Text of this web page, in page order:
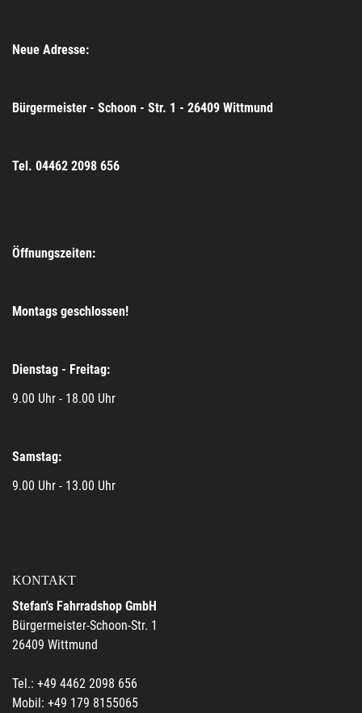
Neue Adresse:
Bürgermeister - Schoon - Str. 1 - 26409 Wittmund
Tel. 04462 2098 656
Öffnungszeiten:
Montags geschlossen!
Dienstag - Freitag:
9.00 Uhr - 18.00 Uhr
Samstag:
9.00 Uhr - 13.00 Uhr
KONTAKT
Stefan's Fahrradshop GmbH
Bürgermeister-Schoon-Str. 1
26409 Wittmund
Tel.: +49 4462 2098 656
Mobil: +49 179 8155065